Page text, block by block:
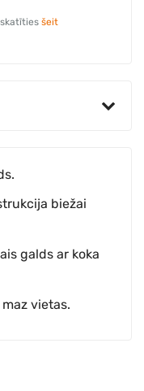
šeit
biežai
galds ar koka
vietas.